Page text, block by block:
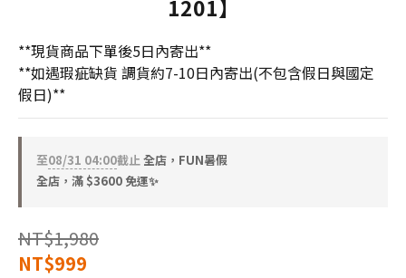
1201】
**現貨商品下單後5日內寄出**
**如遇瑕疵缺貨 調貨約7-10日內寄出(不包含假日與國定
假日)**
至08/31 04:00截止全店，FUN暑假
全店，滿 $3600 免運✨
NT$1,980
NT$999